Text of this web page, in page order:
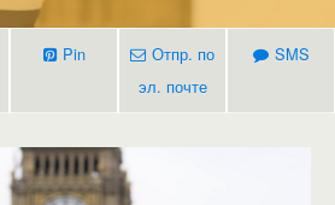
Pin
Отпр. по
эл. почте
SMS